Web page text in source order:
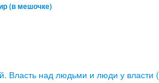
(в мешочке)